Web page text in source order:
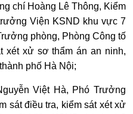
chí Hoàng Lê Thông, Kiểm
Viện KSND khu vực 7
phòng, Phòng Công tố
xét xử sơ thẩm án an ninh,
phố Hà Nội;
Việt Hà, Phó Trưởng
sát điều tra, kiểm sát xét xử